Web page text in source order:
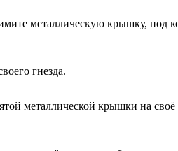
металлическую крышку, под
гнезда.
металлической крышки на